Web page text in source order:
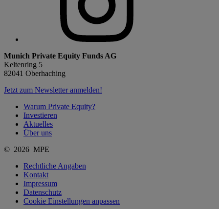
Munich Private Equity Funds AG
Keltenring 5
82041 Oberhaching
Jetzt zum Newsletter anmelden!
Warum Private Equity?
Investieren
Aktuelles
Über uns
© 2026 MPE
Rechtliche Angaben
Kontakt
Impressum
Datenschutz
Cookie Einstellungen anpassen